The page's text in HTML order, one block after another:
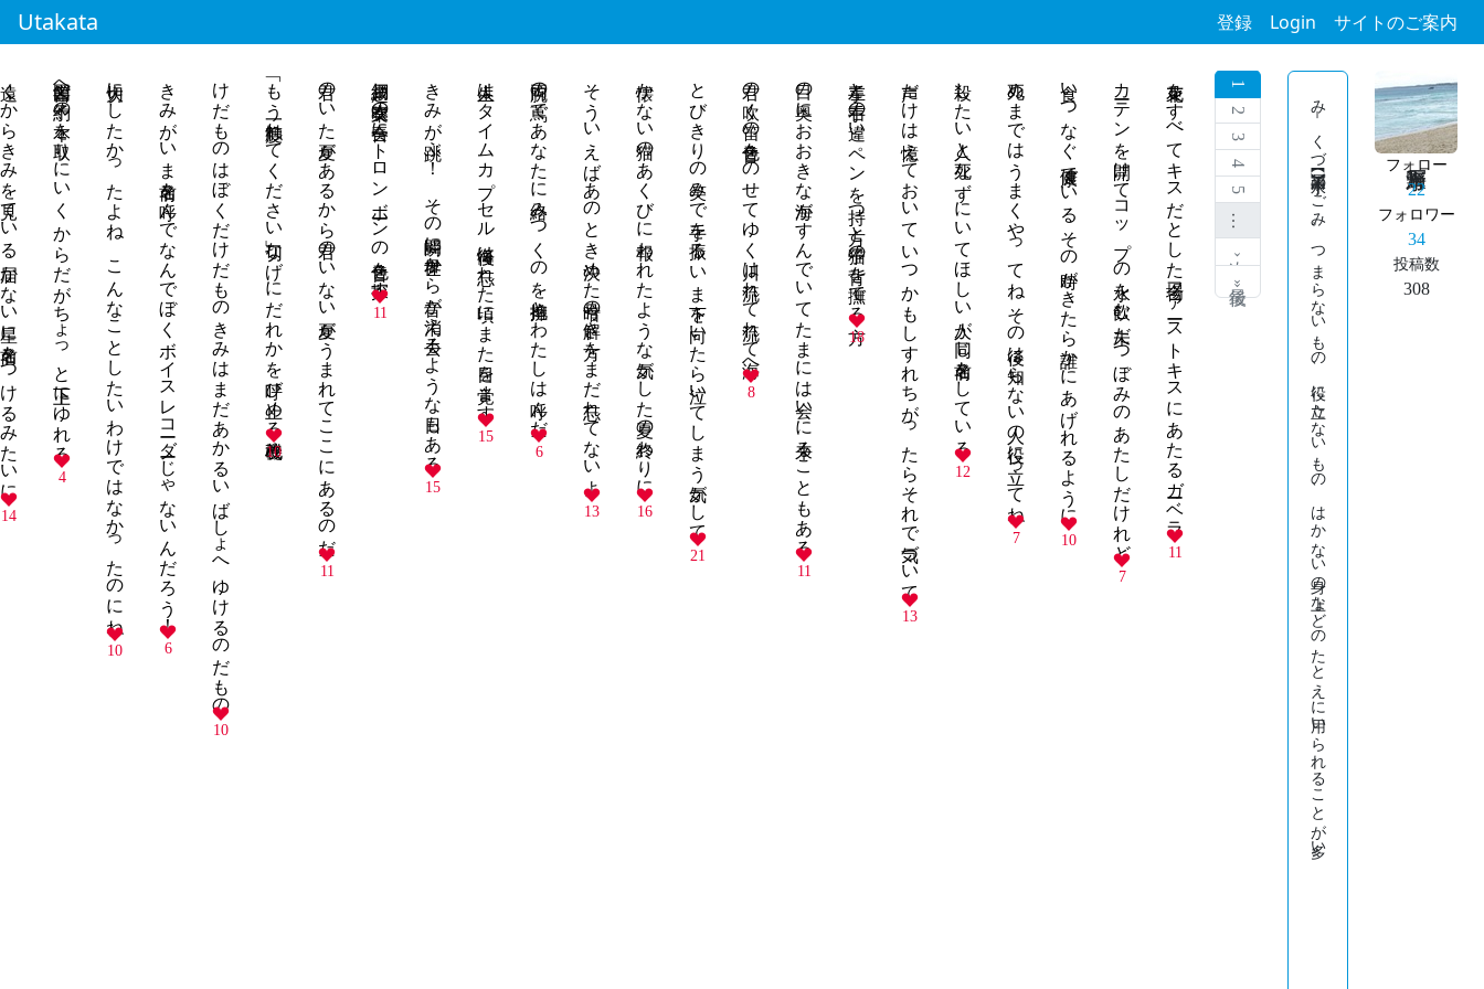
Utakata 登録 Login サイトのご案内
フォロー
22
フォロワー
34
投稿数
308
み－くづ 【水屑】 水中のごみ。つまらないもの、役に立たないもの、はかない身の上などのたとえに用いられることが多い。
1
2
3
4
5
…
次 ›
最後 »
花束をすべてキスだとした場合ファーストキスにあたるガーベラ
11
カーテンを開けてコップの水を飲む 未だつぼみのあたしだけれど
7
食いつなぐ 健康でいる その時がきたら誰かにあげれるように
10
死ぬまではうまくやってね その後は知らない人の役に立ってね
7
殺したい人と死なずにいてほしい人が同じ名前をしている
12
声だけは憶えておいて いつかもしすれちがったらそれで気づいて
13
左手と右手の違い ペンを持つ方と子猫の背を撫でる方
18
目の奥におおきな海がすんでいてたまには会いに来ることもある
11
君の吹く笛の音色をのせてゆく川は流れて流れて海へ
8
とびきりの笑みで手を振る いま下を向いたら泣いてしまう気がして
21
懐かない猫のあくびに報われたような気がした夏の終わりに
16
そういえばあのとき決めた暗号の解き方をまだ忘れてないよ
13
両腕の蔦であなたに絡みつくのを抱擁とわたしは呼んだ
6
人生はタイムカプセル 後悔は忘れた頃にまた目を覚ます
15
きみが跳ぶ！ その瞬間に世界から音が消え去るような日もある
15
網戸越し吹奏楽の合奏にトロンボーンの音色を探す
11
君のいた夏があるから君のいない夏がうまれてここにあるのだ
11
「もう一度触れてください」切なげにだれかを呼び止める改札機
10
けだものはぼくだけだものきみはまだあかるいばしょへゆけるのだもの
10
きみがいま名前を呼んでなんでぼくボイスレコーダーじゃないんだろう！
6
大切にしたかったよね こんなことしたいわけではなかったのにね
10
図書館へ予約の本を取りにいく からだがちょっと上下にゆれる
4
遠くからきみを見ている 届かない星に名前をつけるみたいに
14